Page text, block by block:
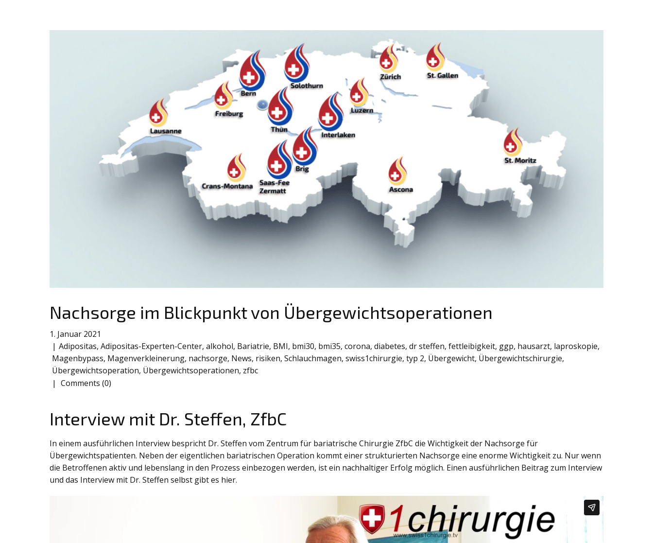
Nachsorge im Blickpunkt von Übergewichtsoperationen
1. Januar 2021
Adipositas, Adipositas-Experten-Center, alkohol, Bariatrie, BMI, bmi30, bmi35, corona, diabetes, dr steffen, fettleibigkeit, ggp, hausarzt, laproskopie,
Magenbypass, Magenverkleinerung, nachsorge, News, risiken, Schlauchmagen, swiss1chirurgie, typ 2, Übergewicht, Übergewichtschirurgie,
Übergewichtsoperation, Übergewichtsoperationen, zfbc
Comments (0)
Interview mit Dr. Steffen, ZfbC
In einem ausführlichen Interview bespricht Dr. Steffen vom Zentrum für bariatrische Chirurgie ZfbC die Wichtigkeit der Nachsorge für
Übergewichtspatienten. Neben der eigentlichen bariatrischen Operation kommt einer strukturierten Nachsorge eine enorme Wichtigkeit zu. Nur wenn
die Betroffenen aktiv und lebenslang in den Prozess einbezogen werden, ist ein nachhaltiger Erfolg möglich. Einen ausführlichen Beitrag zum Interview
und das Interview mit Dr. Steffen selbst gibt es hier.